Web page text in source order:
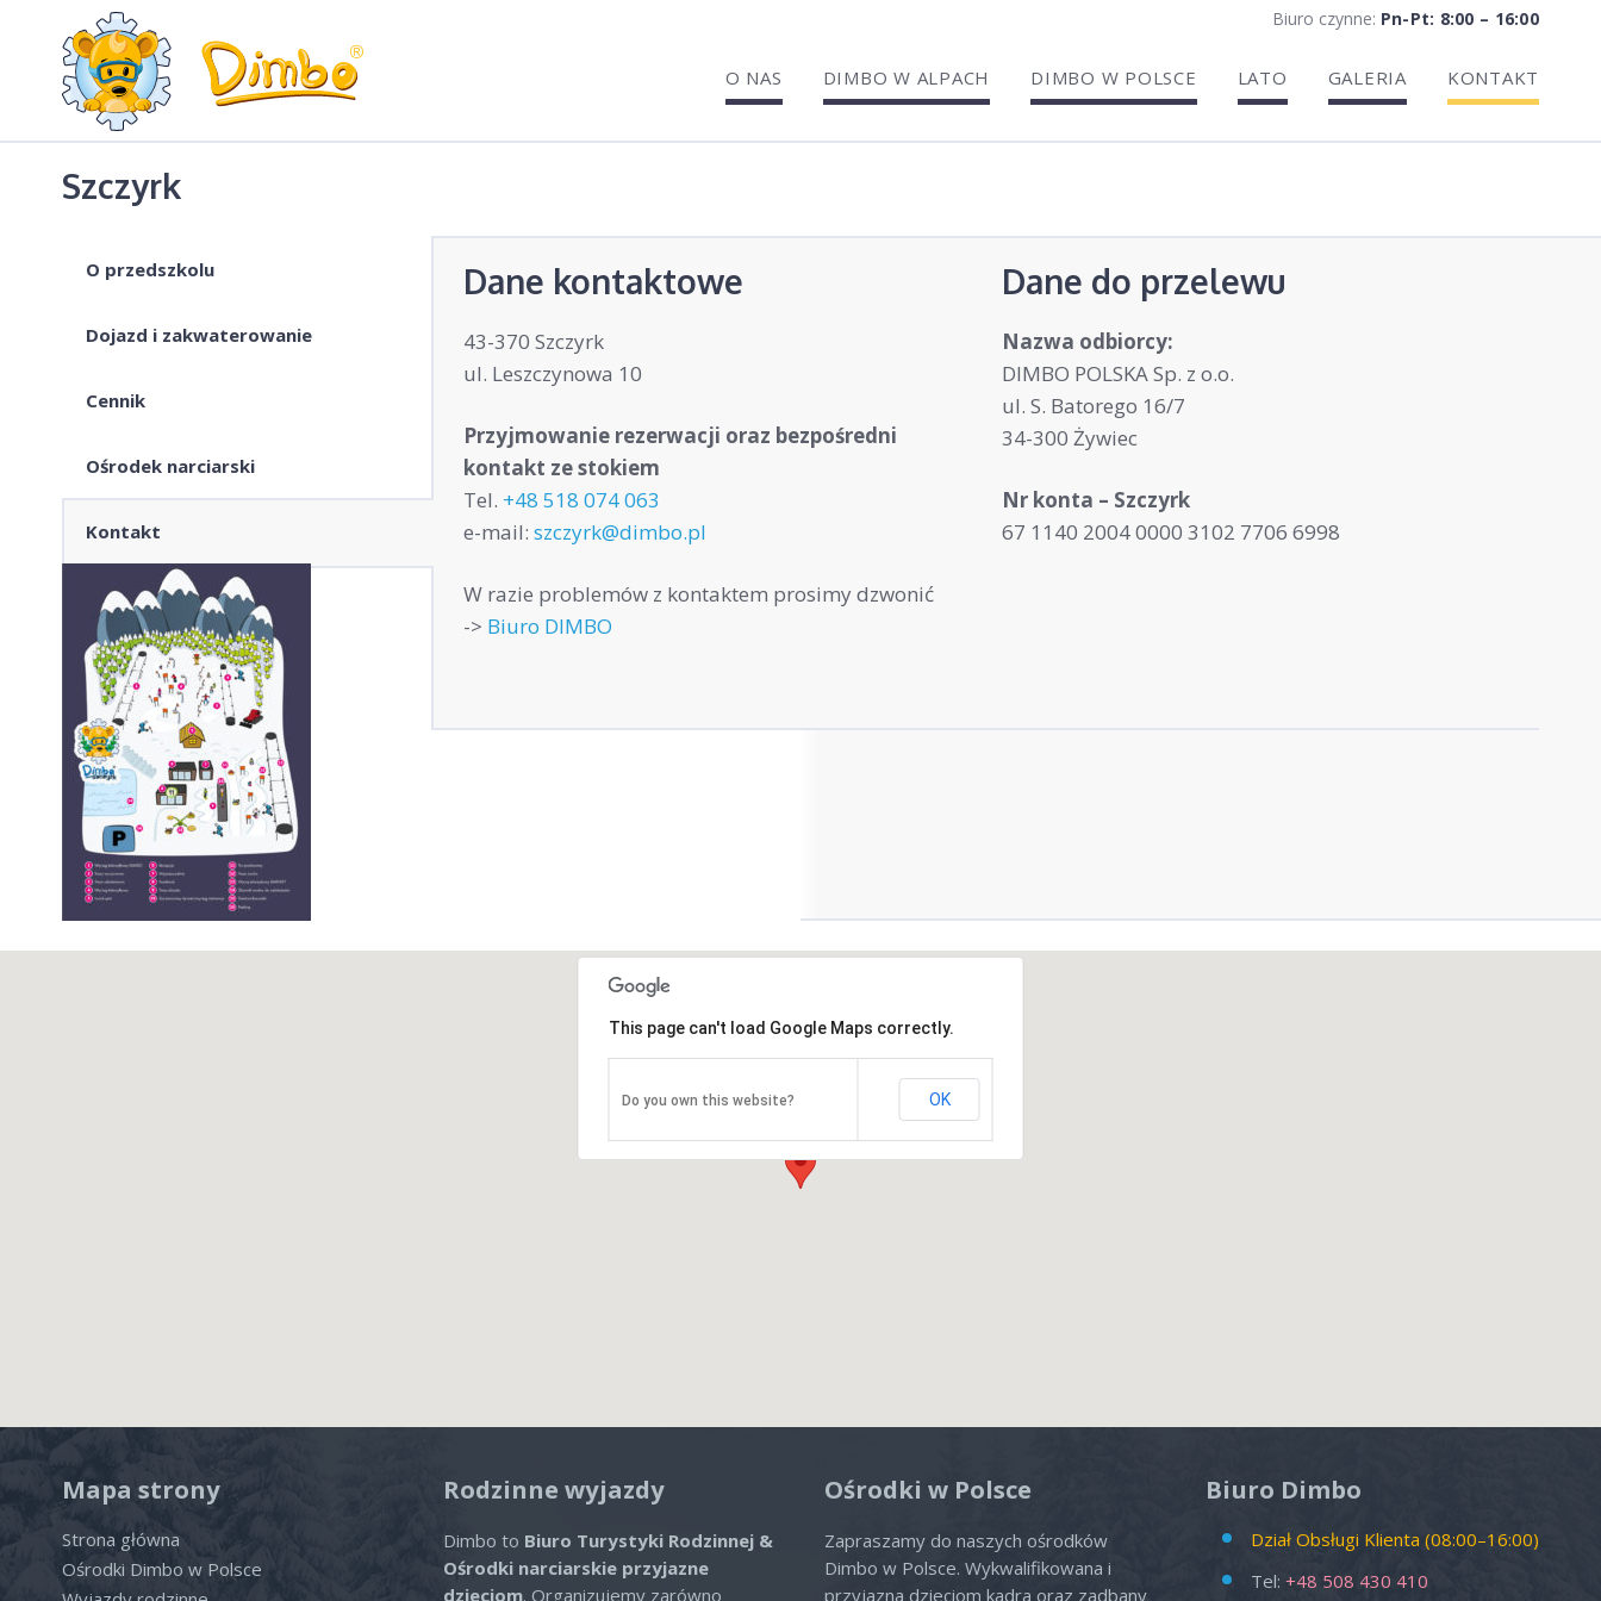
Biuro czynne: Pn-Pt: 8:00 – 16:00
O NAS DIMBO W ALPACH DIMBO W POLSCE LATO GALERIA KONTAKT
Szczyrk
O przedszkolu
Dojazd i zakwaterowanie
Cennik
Ośrodek narciarski
Kontakt
Dane kontaktowe
43-370 Szczyrk
ul. Leszczynowa 10
Przyjmowanie rezerwacji oraz bezpośredni
kontakt ze stokiem
Tel. +48 518 074 063
e-mail: szczyrk@dimbo.pl
W razie problemów z kontaktem prosimy dzwonić
-> Biuro DIMBO
Dane do przelewu
Nazwa odbiorcy:
DIMBO POLSKA Sp. z o.o.
ul. S. Batorego 16/7
34-300 Żywiec
Nr konta – Szczyrk
67 1140 2004 0000 3102 7706 6998
This page can't load Google Maps correctly.
Do you own this website? OK
Mapa strony
Strona główna
Ośrodki Dimbo w Polsce
Rodzinne wyjazdy
Dimbo to Biuro Turystyki Rodzinnej &
Ośrodki narciarskie przyjazne
dzieciom. Organizujemy zarówno
Ośrodki w Polsce
Zapraszamy do naszych ośrodków
Dimbo w Polsce. Wykwalifikowana i
przyjazna dzieciom kadra oraz zadbany
Biuro Dimbo
Dział Obsługi Klienta (08:00–16:00)
Tel: +48 508 430 410